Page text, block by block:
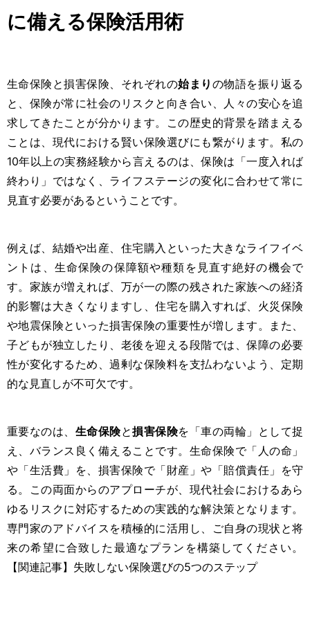
に備える保険活用術
生命保険と損害保険、それぞれの始まり の物語を振り返る
と、保険が常に社会のリスクと向き合い、人々の安心を追
求してきたことが分かります。この歴史的背景を踏まえる
ことは、現代における賢い保険選びにも繋がります。私の
10年以上の実務経験から言えるのは、保険は「一度入れば
終わり」ではなく、ライフステージの変化に合わせて常に
見直す必要があるということです。
例えば、結婚や出産、住宅購入といった大きなライフイベ
ントは、生命保険の保障額や種類を見直す絶好の機会で
す。家族が増えれば、万が一の際の残された家族への経済
的影響は大きくなりますし、住宅を購入すれば、火災保険
や地震保険といった損害保険の重要性が増します。また、
子どもが独立したり、老後を迎える段階では、保障の必要
性が変化するため、過剰な保険料を支払わないよう、定期
的な見直しが不可欠です。
重要なのは、 生命保険と損害保険を「車の両輪」として捉
え、バランス良く備えることです。生命保険で「人の命」
や「生活費」を、損害保険で「財産」や「賠償責任」を守
る。この両面からのアプローチが、現代社会におけるあら
ゆるリスクに対応するための実践的な解決策となります。
専門家のアドバイスを積極的に活用し、ご自身の現状と将
来の希望に合致した最適なプランを構築してください。
【関連記事】失敗しない保険選びの5つのステップ